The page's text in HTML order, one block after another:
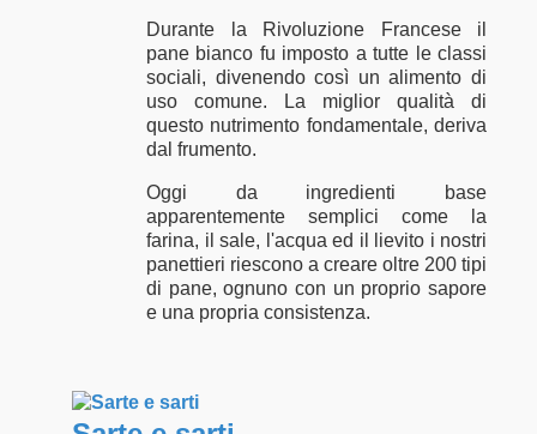
Durante la Rivoluzione Francese il
pane bianco fu imposto a tutte le classi
sociali, divenendo così un alimento di
uso comune. La miglior qualità di
questo nutrimento fondamentale, deriva
dal frumento.
Oggi da ingredienti base
apparentemente semplici come la
farina, il sale, l'acqua ed il lievito i nostri
panettieri riescono a creare oltre 200 tipi
di pane, ognuno con un proprio sapore
e una propria consistenza.